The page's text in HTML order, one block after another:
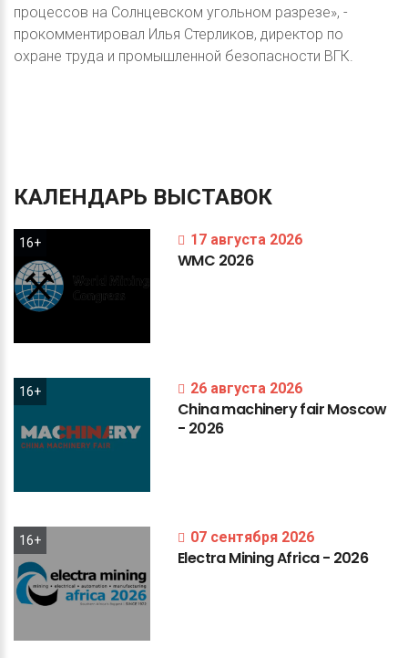
процессов на Солнцевском угольном разрезе», -
прокомментировал Илья Стерликов, директор по
охране труда и промышленной безопасности ВГК.
КАЛЕНДАРЬ ВЫСТАВОК
16+ 17 августа 2026
WMC 2026
16+ 26 августа 2026
ChinamachineryfairMoscow
- 2026
16+ 07 сентября 2026
ElectraMiningAfrica- 2026